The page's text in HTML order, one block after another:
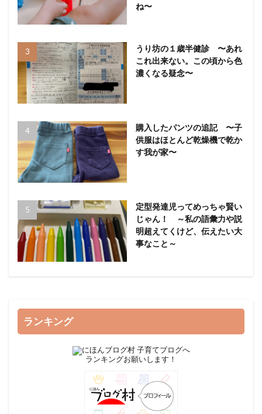
ね〜
うり坊の１歳半健診 〜あれ
これ出来ない。この頃から色
濃くなる疑念〜
購入したパンツの追記 〜子
供服はほとんど乾燥機で乾か
す我が家〜
定型発達児ってめっちゃ賢い
じゃん！ ～私の語彙力や説
明超えてくけど、伝えたい大
事なこと～
ランキング
ランキングお願いします！